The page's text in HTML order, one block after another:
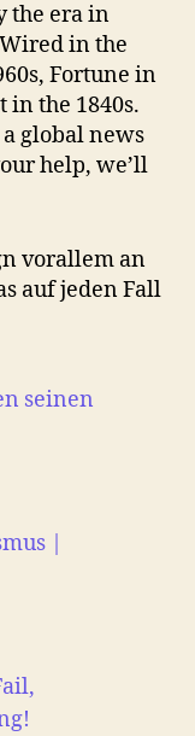
the era in
in the
Fortune in
in the 1840s.
global news
help, we’ll
vorallem an
auf jeden Fall
seinen
|